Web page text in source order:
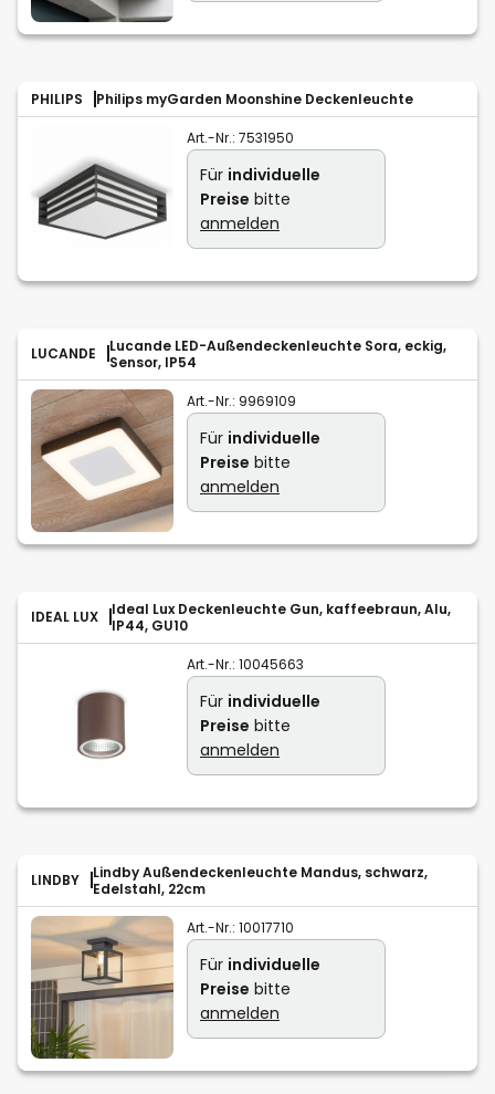
PHILIPS Philips myGarden Moonshine Deckenleuchte
Art.-Nr.: 7531950
Für individuelle
Preise bitte
anmelden
LUCANDE
Lucande LED-Außendeckenleuchte Sora, eckig,
Sensor, IP54
Art.-Nr.: 9969109
Für individuelle
Preise bitte
anmelden
IDEAL LUX
Ideal Lux Deckenleuchte Gun, kaffeebraun, Alu,
IP44, GU10
Art.-Nr.: 10045663
Für individuelle
Preise bitte
anmelden
LINDBY
Lindby Außendeckenleuchte Mandus, schwarz,
Edelstahl, 22cm
Art.-Nr.: 10017710
Für individuelle
Preise bitte
anmelden